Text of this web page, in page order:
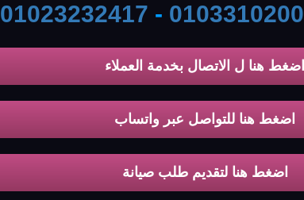
01023232417 -
اضغط هنا ل الاتصال بخدمة العملاء
اضغط هنا للتواصل عبر واتساب
اضغط هنا لتقديم طلب صيانة